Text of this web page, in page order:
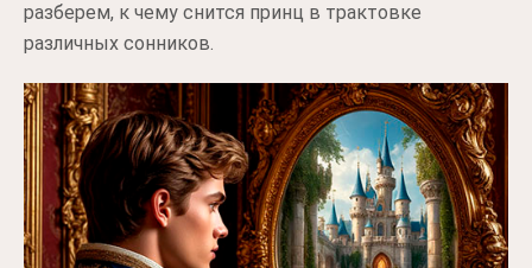
разберем, к чему снится принц в трактовке
различных сонников.